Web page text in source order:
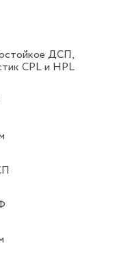
ДСП,
CPL и HPL